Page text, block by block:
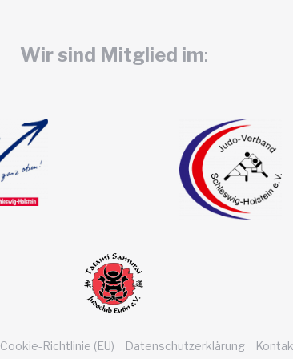
Wir sind Mitglied im:
Cookie-Richtlinie (EU) Datenschutzerklärung